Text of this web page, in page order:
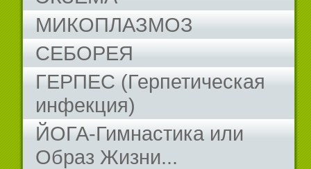
МИКОПЛАЗМОЗ
СЕБОРЕЯ
ГЕРПЕС (Герпетическая
инфекция)
ЙОГА-Гимнастика или
Образ Жизни...